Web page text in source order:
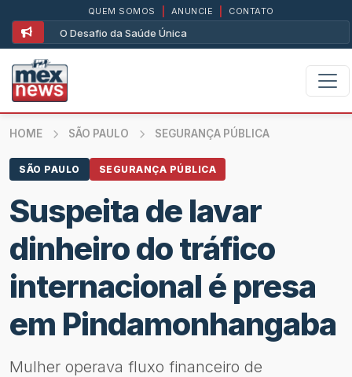
O Desafio da Saúde Única
QUEM SOMOS ANUNCIE CONTATO
HOME SÃO PAULO SEGURANÇA PÚBLICA
SÃO PAULO SEGURANÇA PÚBLICA
Suspeita de lavar
dinheiro do tráfico
internacional é presa
em Pindamonhangaba
Mulher operava fluxo financeiro de